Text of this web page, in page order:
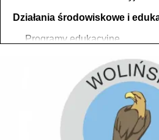
Działania środowiskowe i
Programy edukacyjne
Wpływ społeczny i gospodarczy
Współpraca z lokalnymi
Najlepsze miejsca na pobyt i
Stan obecny i perspektywy